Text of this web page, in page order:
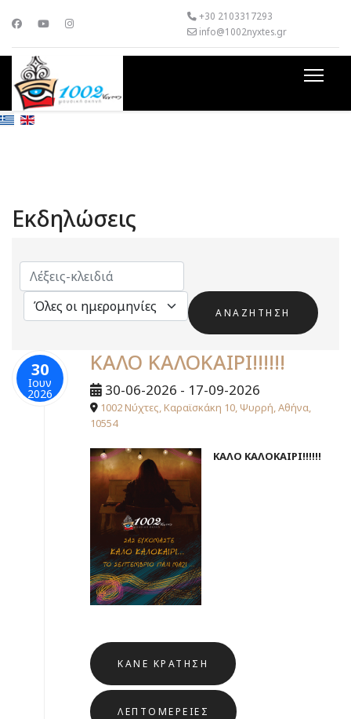
+30 2103317293
info@1002nyxtes.gr
Εκδηλώσεις
30
Ιουν
2026
ΚΑΛΟ ΚΑΛΟΚΑΙΡΙ!!!!!!
30-06-2026 - 17-09-2026
1002 Νύχτες, Καραϊσκάκη 10, Ψυρρή, Αθήνα,
10554
ΚΑΛΟ ΚΑΛΟΚΑΙΡΙ!!!!!!
ΚΆΝΕ ΚΡΆΤΗΣΗ
ΛΕΠΤΟΜΈΡΕΙΕΣ